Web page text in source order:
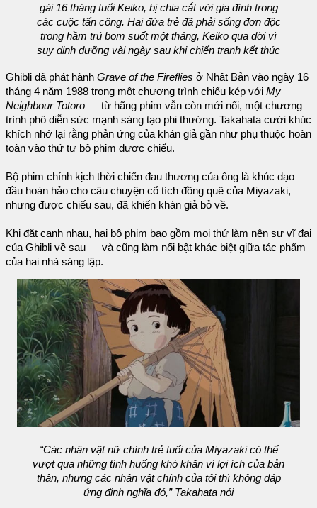
gái 16 tháng tuổi Keiko, bị chia cắt với gia đình trong
các cuộc tấn công. Hai đứa trẻ đã phải sống đơn độc
trong hầm trú bom suốt một tháng, Keiko qua đời vì
suy dinh dưỡng vài ngày sau khi chiến tranh kết thúc
Ghibli đã phát hành Grave of the Fireflies ở Nhật Bản vào ngày 16
tháng 4 năm 1988 trong một chương trình chiếu kép với My
Neighbour Totoro — từ hãng phim vẫn còn mới nổi, một chương
trình phô diễn sức mạnh sáng tạo phi thường. Takahata cười khúc
khích nhớ lại rằng phản ứng của khán giả gần như phụ thuộc hoàn
toàn vào thứ tự bộ phim được chiếu.
Bộ phim chính kịch thời chiến đau thương của ông là khúc dạo
đầu hoàn hảo cho câu chuyện cổ tích đồng quê của Miyazaki,
nhưng được chiếu sau, đã khiến khán giả bỏ về.
Khi đặt cạnh nhau, hai bộ phim bao gồm mọi thứ làm nên sự vĩ đại
của Ghibli về sau — và cũng làm nổi bật khác biệt giữa tác phẩm
của hai nhà sáng lập.
“Các nhân vật nữ chính trẻ tuổi của Miyazaki có thể
vượt qua những tình huống khó khăn vì lợi ích của bản
thân, nhưng các nhân vật chính của tôi thì không đáp
ứng định nghĩa đó,” Takahata nói